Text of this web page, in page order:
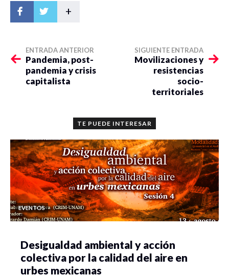
+
ENTRADA ANTERIOR
Pandemia, post-
pandemia y crisis
capitalista
SIGUIENTE ENTRADA
Movilizaciones y
resistencias
socio-
territoriales
TE PUEDE INTERESAR
EVENTOS
Desigualdad ambiental y acción
colectiva por la calidad del aire en
urbes mexicanas